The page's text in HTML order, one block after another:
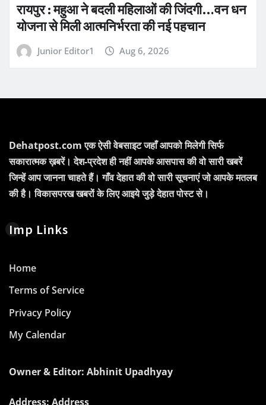
रायपुर : महुआ ने बदली महिलाओं की जिंदगी…वन धन
योजना से मिली आत्मनिर्भरता की नई पहचान
Junior Editor1 Aug 6, 2026
Dehatpost.com एक ऐसी वेबसाइट जहाँ आपको मिलेगी सिर्फ
सकारात्मक ख़बरें। देश-प्रदेश ही नहीं आपके आसपास की वो सारी खबरें
जिन्हें आप जानना चाहते हैं। गाँव देहात की वो सारी सूचनाएं जो आपके मतलब
की है। विकासपरख खबरों के लिए आइये जुड़े देहात पोस्ट से।
Imp Links
Home
Terms of Service
Privacy Policy
My Calendar
Owner & Editor: Abhinit Upadhyay
Address: Address